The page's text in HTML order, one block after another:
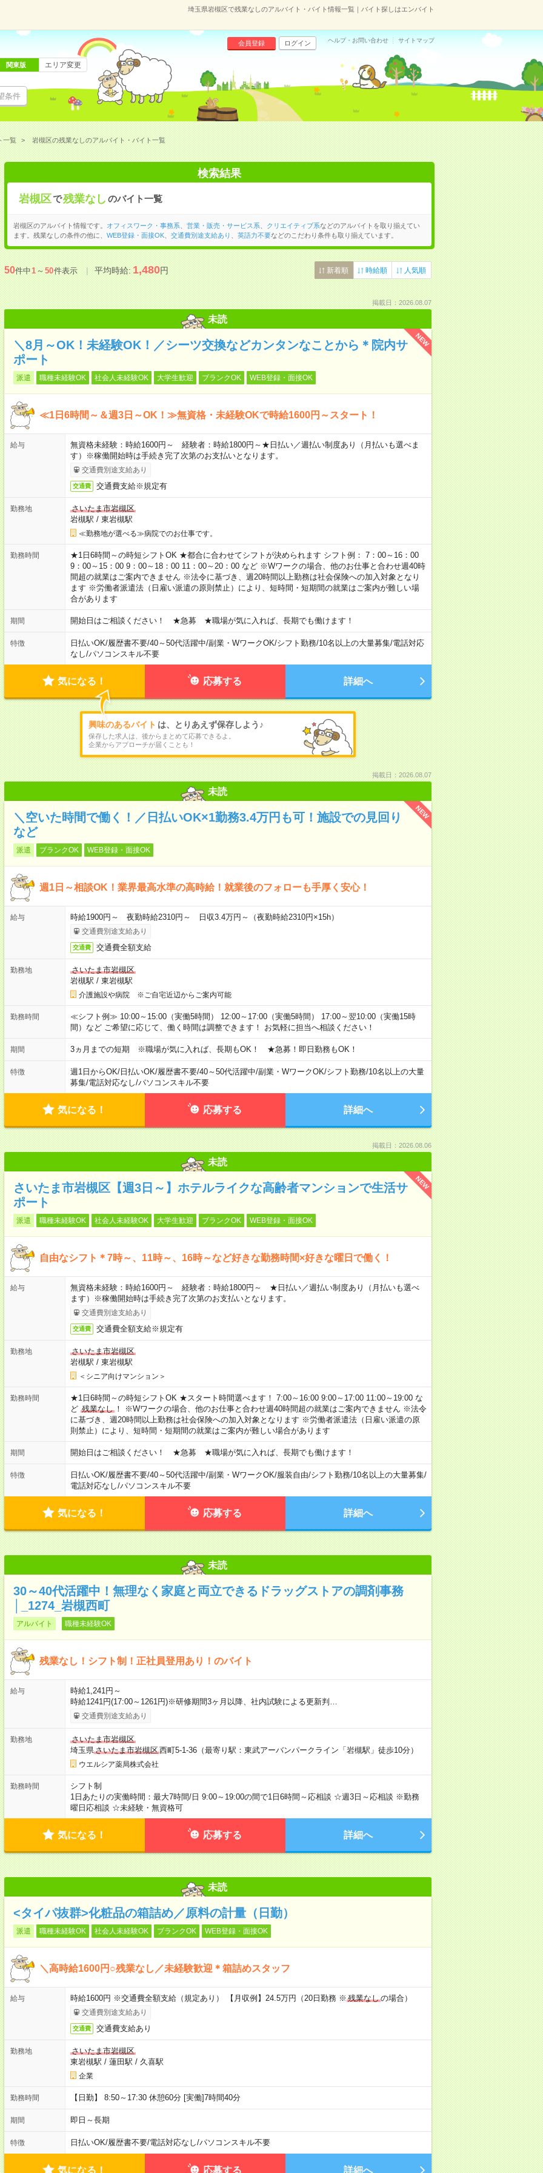
埼玉県岩槻区で残業なしのアルバイト・バイト情報一覧｜バイト探しはエンバイト
条件
会員登録 ログイン ヘルプ・お問い合わせ サイトマップ
関東版 エリア変更
一覧 岩槻区の残業なしのアルバイト・バイト一覧
検索結果
岩槻区で残業なし のバイト一覧
岩槻区のアルバイト情報です。 オフィスワーク・事務系 営業・販売・サービス系 クリエイティブ系などのアルバイトを取り揃えてい
ます。残業なしの条件の他に、 WEB登録・面接OK、 交通費別途支給あり 英語力不要などのこだわり条件も取り揃えています。
50件中1～50件表示 平均時給:1,480円 新着順 時給順 人気順
掲載日：2026.08.07
未読
NEW
＼8月～OK！未経験OK！／シーツ交換などカンタンなことから＊院内サ
ポート
派遣 職種未経験OK 社会人未経験OK 大学生歓迎 ブランクOK WEB登録・面接OK
≪1日6時間～＆週3日～OK！≫無資格・未経験OKで時給1600円～スタート！
給与
無資格未経験：時給1600円～ 経験者：時給1800円～★日払い／週払い制度あり（月払いも選べま
す）※稼働開始時は手続き完了次第のお支払いとなります。
交通費別途支給あり
交通費 交通費支給※規定有
勤務地
さいたま市岩槻区
岩槻駅 / 東岩槻駅
≪勤務地が選べる≫病院でのお仕事です。
勤務時間
★1日6時間～の時短シフトOK ★都合に合わせてシフトが決められます シフト例： 7：00～16：00
9：00～15：00 9：00～18：00 11：00～20：00 など ※Wワークの場合、他のお仕事と合わせ週40時
間超の就業はご案内できません ※法令に基づき、週20時間以上勤務は社会保険への加入対象となり
ます ※労働者派遣法（日雇い派遣の原則禁止）により、短時間・短期間の就業はご案内が難しい場
合があります
期間 開始日はご相談ください！ ★急募 ★職場が気に入れば、長期でも働けます！
特徴 日払いOK/履歴書不要/40～50代活躍中/副業・WワークOK/シフト勤務/10名以上の大量募集/電話対応
なし/パソコンスキル不要
気になる！ 応募する 詳細へ
興味のあるバイト は、とりあえず保存しよう♪
保存した求人は、後からまとめて応募できるよ。
企業からアプローチが届くことも！
掲載日：2026.08.07
未読
NEW
＼空いた時間で働く！／日払いOK×1勤務3.4万円も可！施設での見回り
など
派遣 ブランクOK WEB登録・面接OK
週1日～相談OK！業界最高水準の高時給！就業後のフォローも手厚く安心！
給与 時給1900円～ 夜勤時給2310円～ 日収3.4万円～（夜勤時給2310円×15h）
交通費別途支給あり
交通費 交通費全額支給
勤務地
さいたま市岩槻区
岩槻駅 / 東岩槻駅
介護施設や病院 ※ご自宅近辺からご案内可能
勤務時間
≪シフト例≫ 10:00～15:00（実働5時間） 12:00～17:00（実働5時間） 17:00～翌10:00（実働15時
間）など ご希望に応じて、働く時間は調整できます！ お気軽に担当へ相談ください！
期間 3ヵ月までの短期 ※職場が気に入れば、長期もOK！ ★急募！即日勤務もOK！
特徴 週1日からOK/日払いOK/履歴書不要/40～50代活躍中/副業・WワークOK/シフト勤務/10名以上の大量
募集/電話対応なし/パソコンスキル不要
気になる！ 応募する 詳細へ
掲載日：2026.08.06
未読
NEW
さいたま市岩槻区【週3日～】ホテルライクな高齢者マンションで生活サ
ポート
派遣 職種未経験OK 社会人未経験OK 大学生歓迎 ブランクOK WEB登録・面接OK
自由なシフト＊7時～、11時～、16時～など好きな勤務時間×好きな曜日で働く！
給与
無資格未経験：時給1600円～ 経験者：時給1800円～ ★日払い／週払い制度あり（月払いも選べ
ます）※稼働開始時は手続き完了次第のお支払いとなります。
交通費別途支給あり
交通費 交通費全額支給※規定有
勤務地
さいたま市岩槻区
岩槻駅 / 東岩槻駅
＜シニア向けマンション＞
勤務時間
★1日6時間～の時短シフトOK ★スタート時間選べます！ 7:00～16:00 9:00～17:00 11:00～19:00 な
ど 残業なし！ ※Wワークの場合、他のお仕事と合わせ週40時間超の就業はご案内できません ※法令
に基づき、週20時間以上勤務は社会保険への加入対象となります ※労働者派遣法（日雇い派遣の原
則禁止）により、短時間・短期間の就業はご案内が難しい場合があります
期間 開始日はご相談ください！ ★急募 ★職場が気に入れば、長期でも働けます！
特徴 日払いOK/履歴書不要/40～50代活躍中/副業・WワークOK/服装自由/シフト勤務/10名以上の大量募集/
電話対応なし/パソコンスキル不要
気になる！ 応募する 詳細へ
未読
30～40代活躍中！無理なく家庭と両立できるドラッグストアの調剤事務
│_1274_岩槻西町
アルバイト 職種未経験OK
残業なし！シフト制！正社員登用あり！のバイト
給与
時給1,241円～
時給1241円(17:00～1261円)※研修期間3ヶ月以降、社内試験による更新判…
交通費別途支給あり
勤務地
さいたま市岩槻区
埼玉県さいたま市岩槻区西町5-1-36（最寄り駅：東武アーバンパークライン「岩槻駅」徒歩10分）
ウエルシア薬局株式会社
勤務時間
シフト制
1日あたりの実働時間：最大7時間/日 9:00～19:00の間で1日6時間～応相談 ☆週3日～応相談 ※勤務
曜日応相談 ☆未経験・無資格可
気になる！ 応募する 詳細へ
未読
<タイパ抜群>化粧品の箱詰め／原料の計量（日勤）
派遣 職種未経験OK 社会人未経験OK ブランクOK WEB登録・面接OK
＼高時給1600円○残業なし／未経験歓迎＊箱詰めスタッフ
給与 時給1600円 ※交通費全額支給（規定あり） 【月収例】24.5万円（20日勤務 ※ 残業なしの場合）
交通費別途支給あり
交通費 交通費支給あり
勤務地
さいたま市岩槻区
東岩槻駅 / 蓮田駅 / 久喜駅
企業
勤務時間 【日勤】 8:50～17:30 休憩60分 [実働]7時間40分
期間 即日～長期
特徴 日払いOK/履歴書不要/電話対応なし/パソコンスキル不要
気になる！ 応募する 詳細へ